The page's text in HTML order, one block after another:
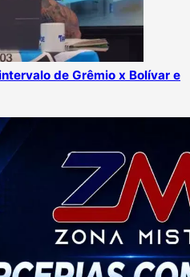
de Grêmio x Bolívar e